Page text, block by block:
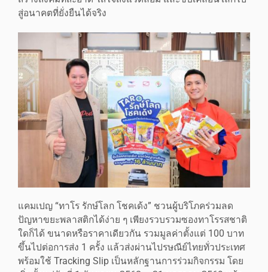
สู่อนาคตที่ยั่งยืนได้จริง
แคมเปญ “ทาโร รักษ์โลก โชคเด้ง” ชวนผู้บริโภคร่วมลด
ปัญหาขยะพลาสติกได้ง่าย ๆ เพียงรวบรวมซองทาโรรสชาติ
ใดก็ได้ ขนาดหรือราคาเดียวกัน รวมมูลค่าตั้งแต่ 100 บาท
ขึ้นไปต่อการส่ง 1 ครั้ง แล้วส่งผ่านไปรษณีย์ไทยทั่วประเทศ
พร้อมใช้ Tracking Slip เป็นหลักฐานการร่วมกิจกรรม โดย